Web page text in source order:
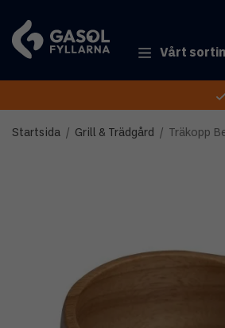
Vårt
Startsida / Grill & Trädgård / Träkopp